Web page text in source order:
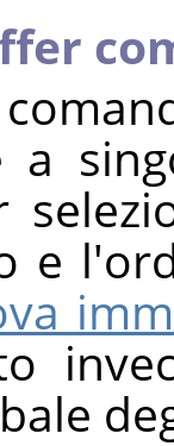
a
e